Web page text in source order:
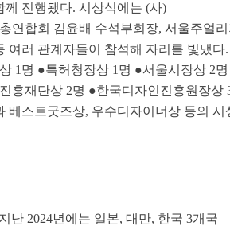
께 진행됐다. 시상식에는 (사)
연합회 김윤배 수석부회장, 서울주얼
여러 관계자들이 참석해 자리를 빛냈다
1 명 ●특허청장상 1 명 ●서울시장상 2명
흥재단상 2명 ●한국디자인진흥원장상
베스트굿즈상, 우수디자이너상 등의 시
지난 2024년에는 일본, 대만, 한국 3개국